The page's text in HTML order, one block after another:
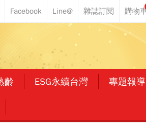
齡 ESG永續台灣 專題報導